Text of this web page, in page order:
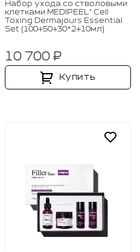
Набор ухода со стволовыми
клетками MEDIPEEL⁺ Cell
Toxing Dermajours Essential
Set (100+50+30*2+10мл)
10 700 ₽
Купить